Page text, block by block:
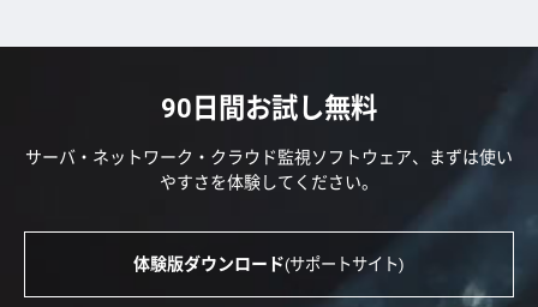
90日間お試し無料
サーバ・ネットワーク・クラウド監視ソフトウェア、まずは使い
やすさを体験してください。
体験版ダウンロード(サポートサイト)